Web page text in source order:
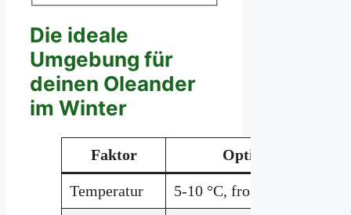
Die ideale
Umgebung für
deinen Oleander
im Winter
Faktor Optimal für
Temperatur
5-10 °C, frostfrei